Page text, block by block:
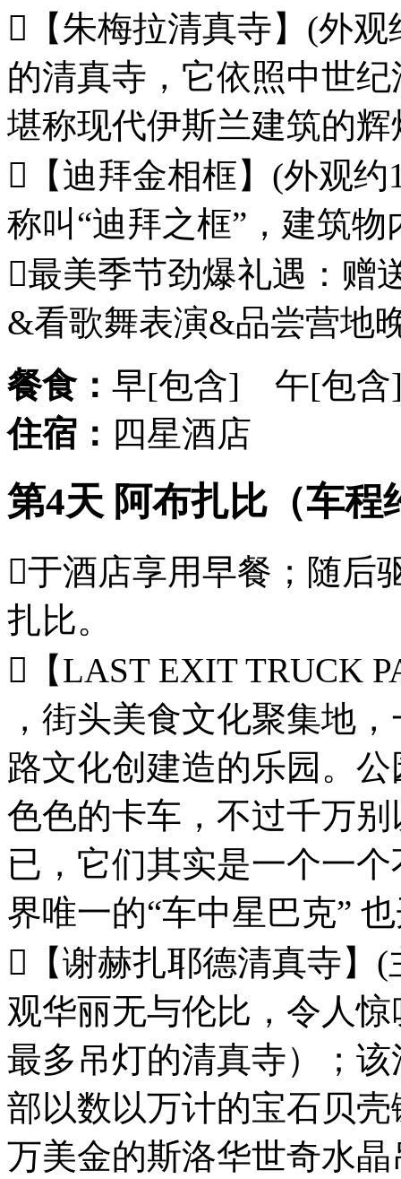
【朱梅拉清真寺】(外
的清真寺，它依照中世
堪称现代伊斯兰建筑的
【迪拜金相框】(外观约
称叫“迪拜之框”，建筑
最美季节劲爆礼遇：赠
&看歌舞表演&品尝营地
餐食： 早[包含] 午[包
住宿： 四星酒店
第4天 阿布扎比（车程
于酒店享用早餐；随后
扎比。
【LAST EXIT TRUCK
，街头美食文化聚集地
路文化创建造的乐园。
色色的卡车，不过千万
已，它们其实是一个一
界唯一的“车中星巴克”
【谢赫扎耶德清真寺】
观华丽无与伦比，令人
最多吊灯的清真寺）；
部以数以万计的宝石贝
万美金的斯洛华世奇水